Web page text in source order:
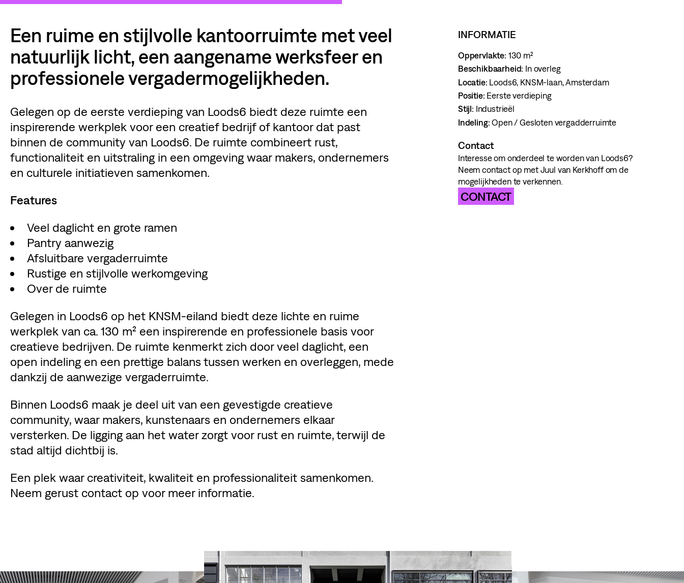
Een ruime en stijlvolle kantoorruimte met veel
natuurlijk licht, een aangename werksfeer en
professionele vergadermogelijkheden.
Gelegen op de eerste verdieping van Loods6 biedt deze ruimte een
inspirerende werkplek voor een creatief bedrijf of kantoor dat past
binnen de community van Loods6. De ruimte combineert rust,
functionaliteit en uitstraling in een omgeving waar makers, ondernemers
en culturele initiatieven samenkomen.
Features
Veel daglicht en grote ramen
Pantry aanwezig
Afsluitbare vergaderruimte
Rustige en stijlvolle werkomgeving
Over de ruimte
Gelegen in Loods6 op het KNSM-eiland biedt deze lichte en ruime
werkplek van ca. 130 m² een inspirerende en professionele basis voor
creatieve bedrijven. De ruimte kenmerkt zich door veel daglicht, een
open indeling en een prettige balans tussen werken en overleggen, mede
dankzij de aanwezige vergaderruimte.
Binnen Loods6 maak je deel uit van een gevestigde creatieve
community, waar makers, kunstenaars en ondernemers elkaar
versterken. De ligging aan het water zorgt voor rust en ruimte, terwijl de
stad altijd dichtbij is.
Een plek waar creativiteit, kwaliteit en professionaliteit samenkomen.
Neem gerust contact op voor meer informatie.
INFORMATIE
Oppervlakte: 130 m²
Beschikbaarheid: In overleg
Locatie: Loods6, KNSM-laan, Amsterdam
Positie: Eerste verdieping
Stijl: Industrieël
Indeling: Open / Gesloten vergadderruimte
Contact
Interesse om onderdeel te worden van Loods6?
Neem contact op met Juul van Kerkhoff om de
mogelijkheden te verkennen.
CONTACT